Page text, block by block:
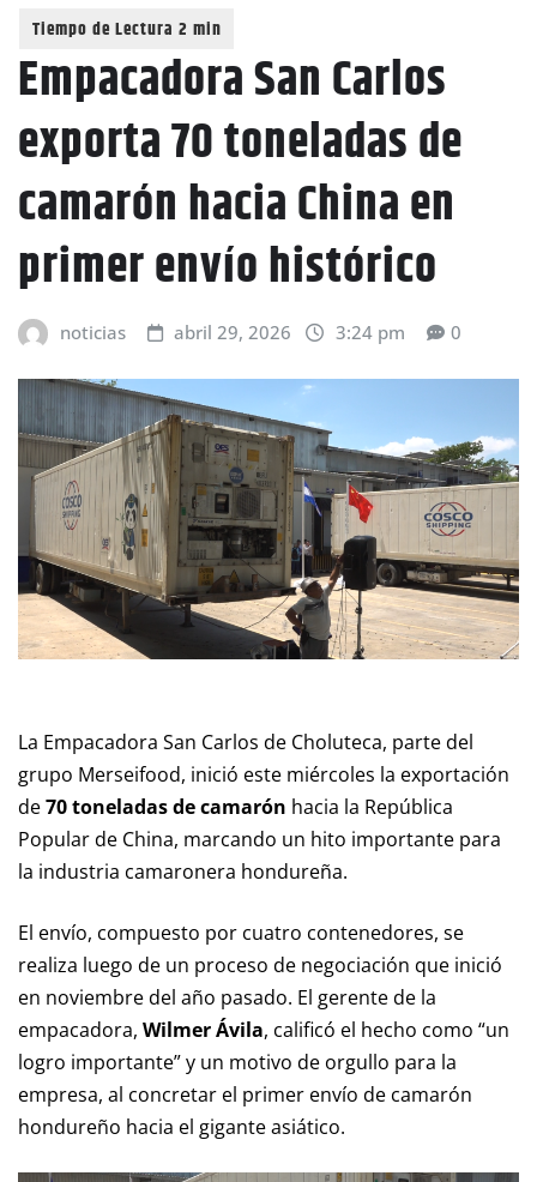
Empacadora San Carlos
exporta 70 toneladas de
camarón hacia China en
primer envío histórico
noticias abril 29, 2026 3:24 pm 0
La Empacadora San Carlos de Choluteca, parte del
grupo Merseifood, inició este miércoles la exportación
de70 toneladas de camarón hacia la República
Popular de China, marcando un hito importante para
la industria camaronera hondureña.
El envío, compuesto por cuatro contenedores, se
realiza luego de un proceso de negociación que inició
en noviembre del año pasado. El gerente de la
empacadora, Wilmer Ávila, calificó el hecho como “un
logro importante” y un motivo de orgullo para la
empresa, al concretar el primer envío de camarón
hondureño hacia el gigante asiático.